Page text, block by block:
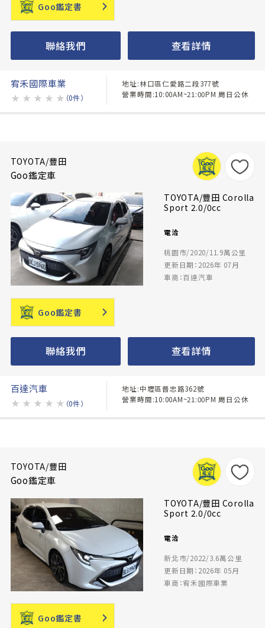
Goo鑑定書
聯絡我們 查看詳情
宥禾國際車業
★ ★ ★ ★ ★ （0件）
地址:林口區仁愛路二段377號
營業時間:10:00AM~21:00PM 周日公休
TOYOTA/豐田
Goo鑑定車
TOYOTA/豐田 Corolla
Sport 2.0/0cc
電洽
桃園市/2020/11.9萬公里
更新日期：2026年 07月
車商：百達汽車
Goo鑑定書
聯絡我們 查看詳情
百達汽車
★ ★ ★ ★ ★ （0件）
地址:中壢區普忠路362號
營業時間:10:00AM~21:00PM 周日公休
TOYOTA/豐田
Goo鑑定車
TOYOTA/豐田 Corolla
Sport 2.0/0cc
電洽
新北市/2022/3.6萬公里
更新日期：2026年 05月
車商：宥禾國際車業
Goo鑑定書